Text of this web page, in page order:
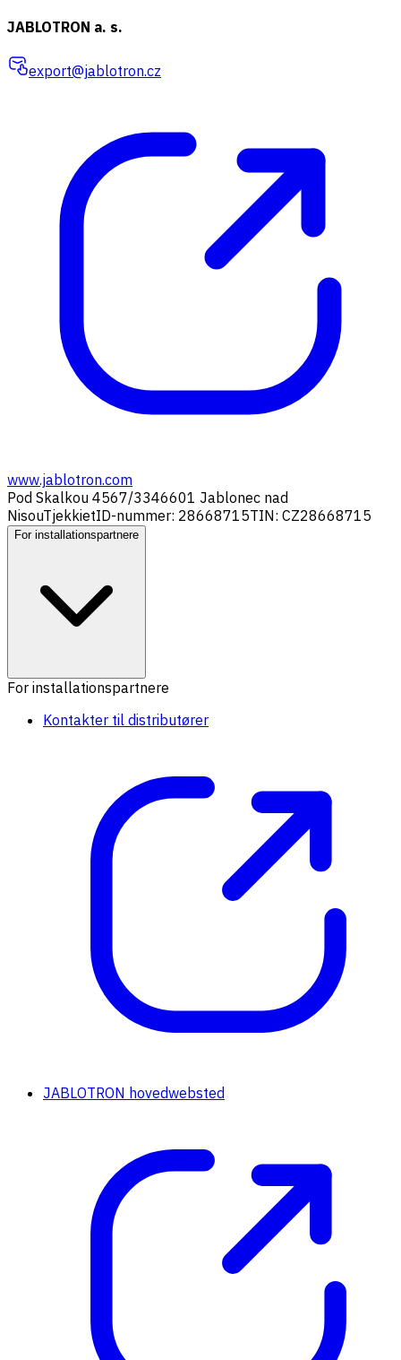
JABLOTRON a. s.
export@jablotron.cz
www.jablotron.com
Pod Skalkou 4567/3346601 Jablonec nad
NisouTjekkietID-nummer: 28668715TIN: CZ28668715
For installationspartnere
For installationspartnere
Kontakter til distributører
JABLOTRON hovedwebsted